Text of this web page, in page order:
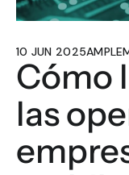
10 JUN 2025
Cómo
las